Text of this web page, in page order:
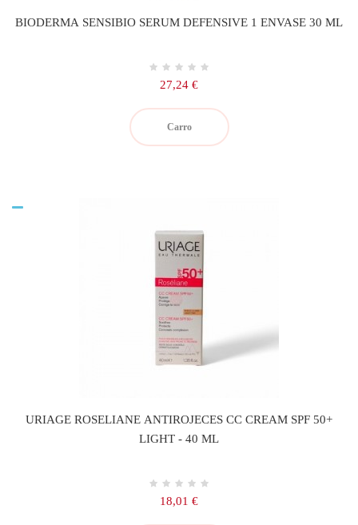
BIODERMA SENSIBIO SERUM DEFENSIVE 1 ENVASE 30 ML
Precio
27,24 €
Carro
URIAGE ROSELIANE ANTIROJECES CC CREAM SPF 50+
LIGHT - 40 ML
Precio
18,01 €